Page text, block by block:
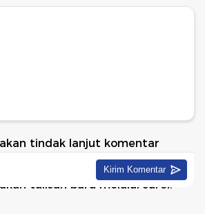
tindak lanjut komentar
tulisan baru melalui surel.